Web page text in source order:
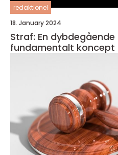
redaktionel
18. January 2024
Straf: En
fundamentalt koncept